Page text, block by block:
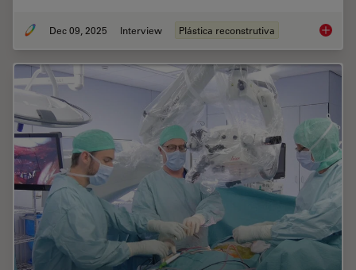
Dec 09, 2025 Interview Plástica reconstrutiva